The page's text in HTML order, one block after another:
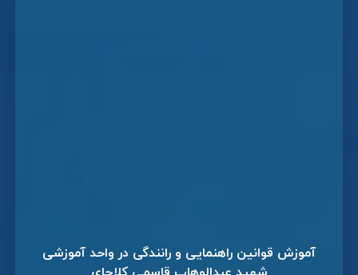
آموزش قوانین راهنمایی و رانندگی در واحد آموزشی